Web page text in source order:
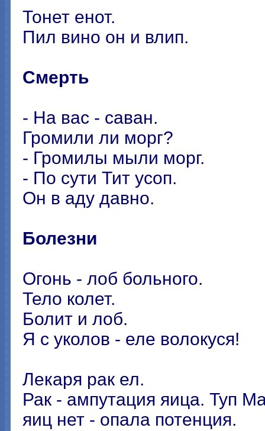
Тонет енот.
Пил вино он и влип.
Смерть
- На вас - саван.
Громили ли морг?
- Громилы мыли морг.
- По сути Тит усоп.
Он в аду давно.
Болезни
Огонь - лоб больного.
Тело колет.
Болит и лоб.
Я с уколов - еле волокуся!
Лекаря рак ел.
Рак - ампутация яица. Туп
яиц нет - опала потенция.